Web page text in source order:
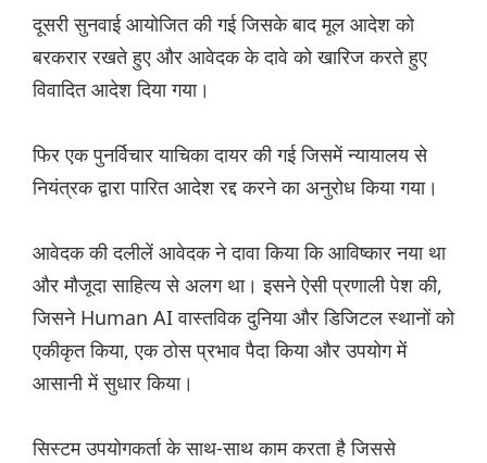
दूसरी सुनवाई आयोजित की गई जिसके बाद मूल आदेश को
बरकरार रखते हुए और आवेदक के दावे को खारिज करते हुए
विवादित आदेश दिया गया।
फिर एक पुनर्विचार याचिका दायर की गई जिसमें न्यायालय से
नियंत्रक द्वारा पारित आदेश रद्द करने का अनुरोध किया गया।
आवेदक की दलीलें आवेदक ने दावा किया कि आविष्कार नया था
और मौजूदा साहित्य से अलग था। इसने ऐसी प्रणाली पेश की,
जिसने Human AI वास्तविक दुनिया और डिजिटल स्थानों को
एकीकृत किया, एक ठोस प्रभाव पैदा किया और उपयोग में
आसानी में सुधार किया।
सिस्टम उपयोगकर्ता के साथ-साथ काम करता है जिससे